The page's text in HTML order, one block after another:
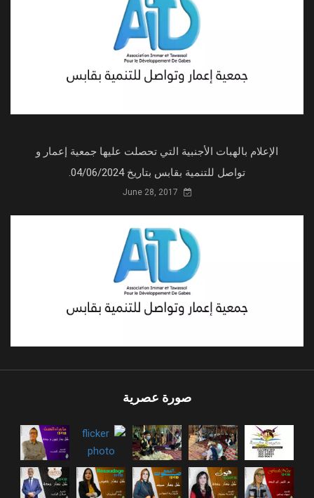
الإعلام بالهبات الأجنبية التي تحصلت عليها جمعية إعمار و
تواصل للتنمية بقابس بتاريخ 04/06/2024.
صورة عصرية